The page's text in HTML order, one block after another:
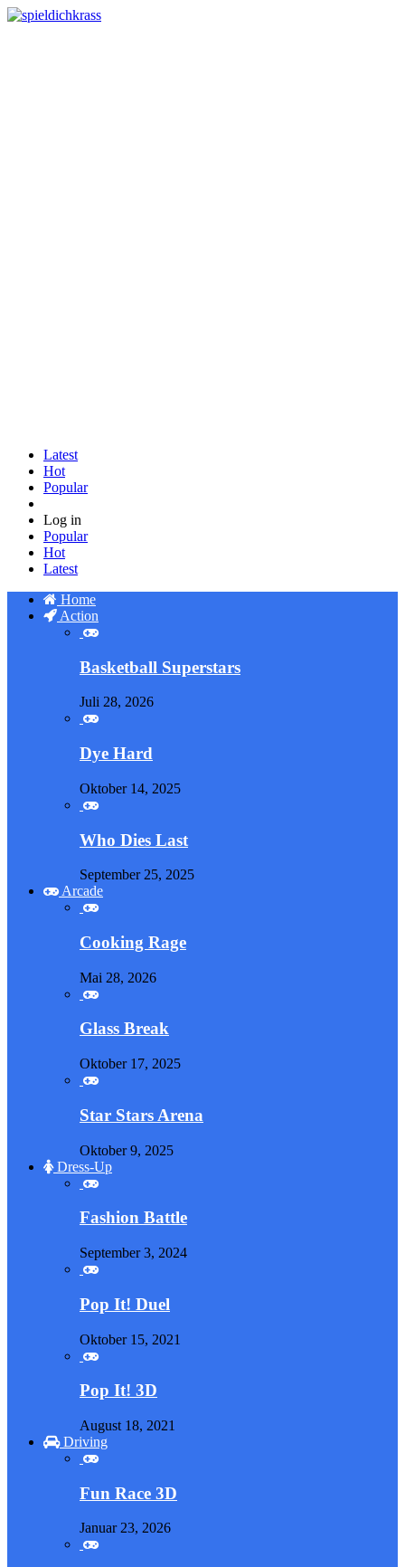
Latest
Hot
Popular
Log in
Popular
Hot
Latest
Home
Action
Basketball Superstars
Juli 28, 2026
Dye Hard
Oktober 14, 2025
Who Dies Last
September 25, 2025
Arcade
Cooking Rage
Mai 28, 2026
Glass Break
Oktober 17, 2025
Star Stars Arena
Oktober 9, 2025
Dress-Up
Fashion Battle
September 3, 2024
Pop It! Duel
Oktober 15, 2021
Pop It! 3D
August 18, 2021
Driving
Fun Race 3D
Januar 23, 2026